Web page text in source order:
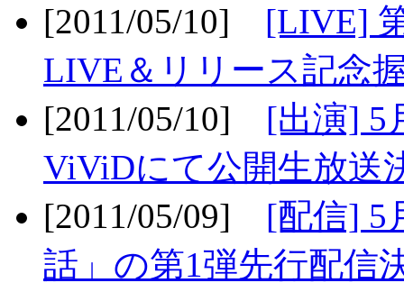
[2011/05/10] [LIVE]
LIVE＆リリース記念
[2011/05/10] [出演] 5
ViViDにて公開生放送
[2011/05/09] [配信] 5
話」の第1弾先行配信